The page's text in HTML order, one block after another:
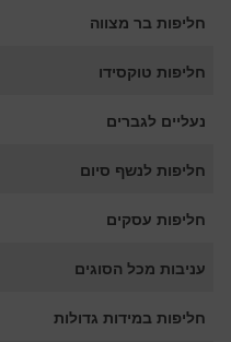
חליפות בר מצווה
חליפות טוקסידו
נעליים לגברים
חליפות לנשף סיום
חליפות עסקים
עניבות מכל הסוגים
חליפות במידות גדולות